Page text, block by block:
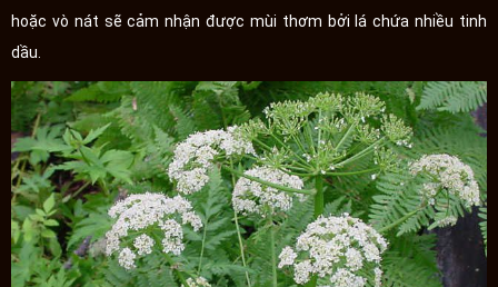
hoặc vò nát sẽ cảm nhận được mùi thơm bởi lá chứa nhiều tinh
dầu.